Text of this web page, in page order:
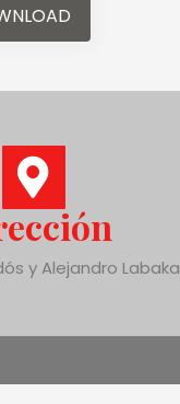
y Alejandro Labaka